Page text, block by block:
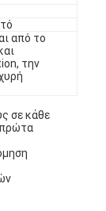
από το
την
σε κάθε
πρώτα